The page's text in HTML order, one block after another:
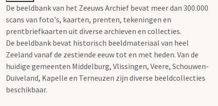
De beeldbank van het Zeeuws Archief bevat meer dan 300.000
scans van foto's, kaarten, prenten, tekeningen en
prentbriefkaarten uit diverse archieven en collecties.
De beeldbank bevat historisch beeldmateriaal van heel
Zeeland vanaf de zestiende eeuw tot en met heden. Van de
huidige gemeenten Middelburg, Vlissingen, Veere, Schouwen-
Duiveland, Kapelle en Terneuzen zijn diverse beeldcollecties
beschikbaar.